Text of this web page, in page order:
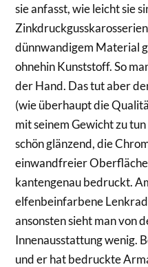
sie anfasst, wie leicht sie
dünnwandigem Material
ohnehin Kunststoff. So
der Hand. Das tut aber
(wie überhaupt die
mit seinem Gewicht zu
schön glänzend, die
einwandfreier
kantengenau bedruckt.
elfenbeinfarbene
ansonsten sieht man von
Innenausstattung wenig.
und er hat bedruckte